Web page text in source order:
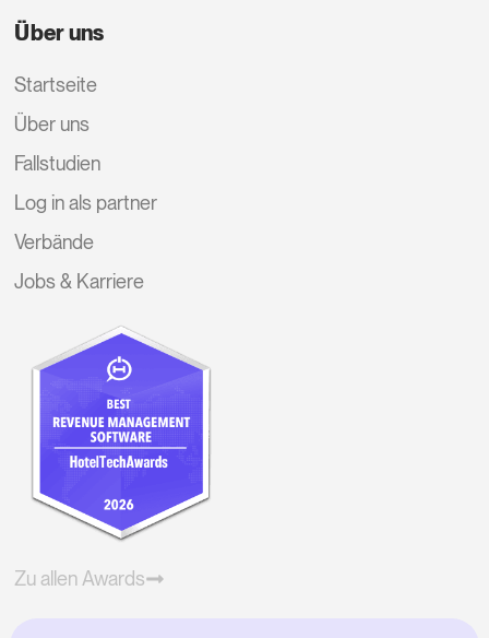
Über uns
Startseite
Über uns
Fallstudien
Log in als partner
Verbände
Jobs & Karriere
Zu allen Awards